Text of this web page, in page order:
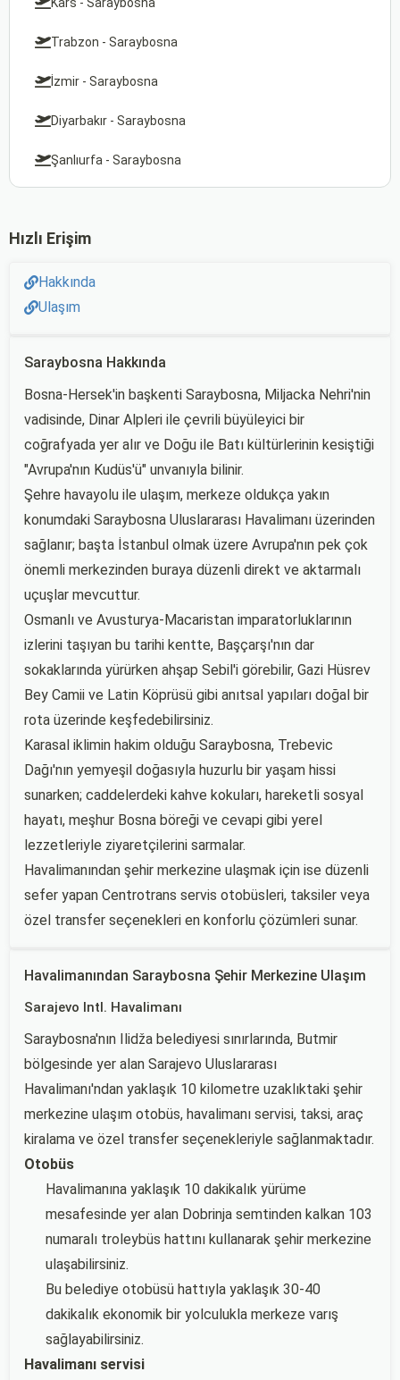
Trabzon - Saraybosna
İzmir - Saraybosna
Diyarbakır - Saraybosna
Şanlıurfa - Saraybosna
Hızlı Erişim
Hakkında
Ulaşım
Saraybosna Hakkında
Bosna-Hersek'in başkenti Saraybosna, Miljacka Nehri'nin
vadisinde, Dinar Alpleri ile çevrili büyüleyici bir
coğrafyada yer alır ve Doğu ile Batı kültürlerinin kesiştiği
"Avrupa'nın Kudüs'ü" unvanıyla bilinir.
Şehre havayolu ile ulaşım, merkeze oldukça yakın
konumdaki Saraybosna Uluslararası Havalimanı üzerinden
sağlanır; başta İstanbul olmak üzere Avrupa'nın pek çok
önemli merkezinden buraya düzenli direkt ve aktarmalı
uçuşlar mevcuttur.
Osmanlı ve Avusturya-Macaristan imparatorluklarının
izlerini taşıyan bu tarihi kentte, Başçarşı'nın dar
sokaklarında yürürken ahşap Sebil'i görebilir, Gazi Hüsrev
Bey Camii ve Latin Köprüsü gibi anıtsal yapıları doğal bir
rota üzerinde keşfedebilirsiniz.
Karasal iklimin hakim olduğu Saraybosna, Trebevic
Dağı'nın yemyeşil doğasıyla huzurlu bir yaşam hissi
sunarken; caddelerdeki kahve kokuları, hareketli sosyal
hayatı, meşhur Bosna böreği ve cevapi gibi yerel
lezzetleriyle ziyaretçilerini sarmalar.
Havalimanından şehir merkezine ulaşmak için ise düzenli
sefer yapan Centrotrans servis otobüsleri, taksiler veya
özel transfer seçenekleri en konforlu çözümleri sunar.
Havalimanından Saraybosna Şehir Merkezine Ulaşım
Sarajevo Intl. Havalimanı
Saraybosna'nın Ilidža belediyesi sınırlarında, Butmir
bölgesinde yer alan Sarajevo Uluslararası
Havalimanı'ndan yaklaşık 10 kilometre uzaklıktaki şehir
merkezine ulaşım otobüs, havalimanı servisi, taksi, araç
kiralama ve özel transfer seçenekleriyle sağlanmaktadır.
Otobüs
Havalimanına yaklaşık 10 dakikalık yürüme
mesafesinde yer alan Dobrinja semtinden kalkan 103
numaralı troleybüs hattını kullanarak şehir merkezine
ulaşabilirsiniz.
Bu belediye otobüsü hattıyla yaklaşık 30-40
dakikalık ekonomik bir yolculukla merkeze varış
sağlayabilirsiniz.
Havalimanı servisi